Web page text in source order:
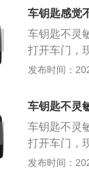
般情况下虽
充足。所
的问题导致
接收器天线
因，车辆停
车钥匙感觉
车钥匙不灵
打开车门，
能用遥控器
般情况下虽
充足。所
的问题导致
接收器天线
因，车辆停
发布时间：
车钥匙不灵
车钥匙不灵
打开车门，
能用遥控器
发布时间：